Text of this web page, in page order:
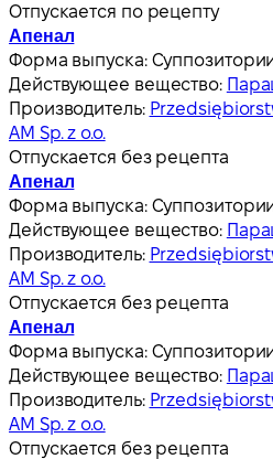
Отпускается по рецепту
Апенал
Форма выпуска:
Действующее вещество:
Производитель:
AM Sp. z o.o.
Отпускается без рецепта
Апенал
Форма выпуска:
Действующее вещество:
Производитель:
AM Sp. z o.o.
Отпускается без рецепта
Апенал
Форма выпуска:
Действующее вещество:
Производитель:
AM Sp. z o.o.
Отпускается без рецепта